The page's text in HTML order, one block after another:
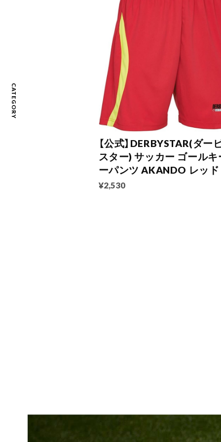
CATEGORY
【公式】DERBYSTAR(ダー
スター) サッカー ゴールキ
ーパンツ AKANDO レッド
¥2,530